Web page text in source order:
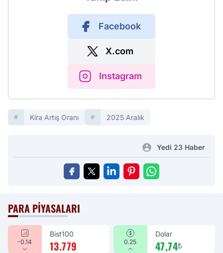
Facebook
X.com
Instagram
Kira Artış Oranı 2025 Aralık
Yedi 23 Haber
PARA PIYASALARI
-0.14
Bist100
13.779 0.25
Dolar
47,74₺